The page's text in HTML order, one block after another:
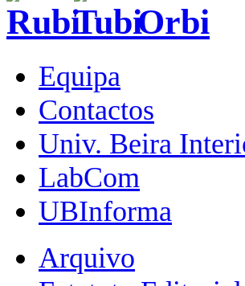
Equipa
Contactos
Univ. Beira
LabCom
UBInforma
Arquivo